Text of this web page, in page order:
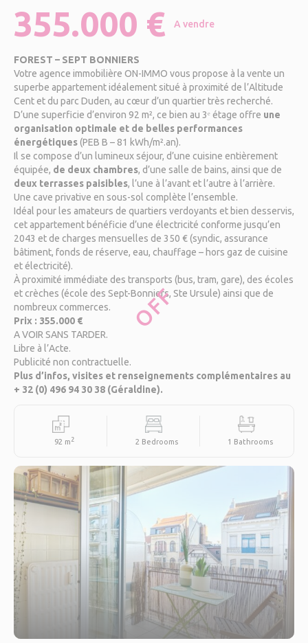
OFF
355.000 € A vendre
FOREST – SEPT BONNIERS
Votre agence immobilière ON-IMMO vous propose à la vente un
superbe appartement idéalement situé à proximité de l’Altitude
Cent et du parc Duden, au cœur d’un quartier très recherché.
D’une superficie d’environ 92 m², ce bien au 3ᵉ étage offre une
organisation optimale et de belles performances
énergétiques(PEB B – 81 kWh/m².an).
Il se compose d’un lumineux séjour, d’une cuisine entièrement
équipée, de deux chambres, d’une salle de bains, ainsi que de
deux terrasses paisibles, l’une à l’avant et l’autre à l’arrière.
Une cave privative en sous-sol complète l’ensemble.
Idéal pour les amateurs de quartiers verdoyants et bien desservis,
cet appartement bénéficie d’une électricité conforme jusqu’en
2043 et de charges mensuelles de 350 € (syndic, assurance
bâtiment, fonds de réserve, eau, chauffage – hors gaz de cuisine
et électricité).
À proximité immédiate des transports (bus, tram, gare), des écoles
et crèches (école des Sept-Bonniers, Ste Ursule) ainsi que de
nombreux commerces.
Prix : 355.000 €
A VOIR SANS TARDER.
Libre à l’Acte.
Publicité non contractuelle.
Plus d’infos, visites et renseignements complémentaires au
+ 32 (0) 496 94 30 38 (Géraldine).
92 m 2 2 Bedrooms 1 Bathrooms